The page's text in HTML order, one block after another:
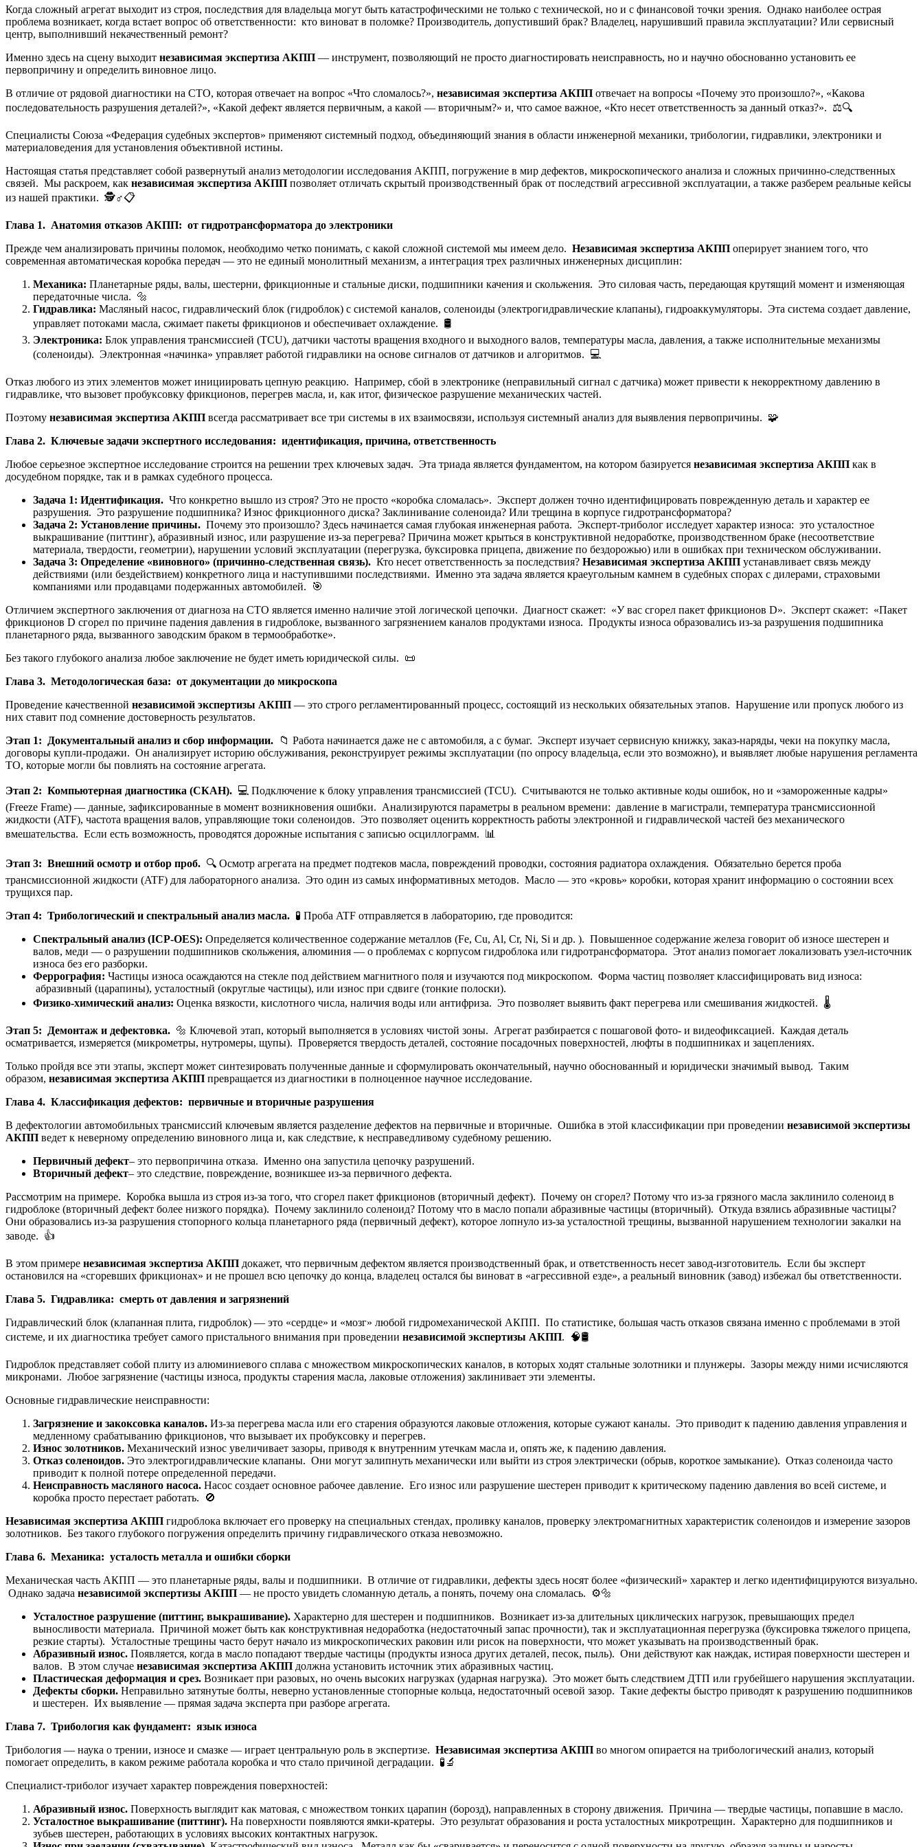
Когда сложный агрегат выходит из строя, последствия для владельца могут быть катастрофическими не только с технической, но и с финансовой точки зрения. Однако наиболее острая
проблема возникает, когда встает вопрос об ответственности: кто виноват в поломке? Производитель, допустивший брак? Владелец, нарушивший правила эксплуатации? Или сервисный
центр, выполнивший некачественный ремонт?
Именно здесь на сцену выходит независимая экспертиза АКПП — инструмент, позволяющий не просто диагностировать неисправность, но и научно обоснованно установить ее
первопричину и определить виновное лицо.
В отличие от рядовой диагностики на СТО, которая отвечает на вопрос «Что сломалось?», независимая экспертиза АКПП отвечает на вопросы «Почему это произошло?», «Какова
последовательность разрушения деталей?», «Какой дефект является первичным, а какой — вторичным?» и, что самое важное, «Кто несет ответственность за данный отказ?». ⚖️🔍
Специалисты Союза «Федерация судебных экспертов» применяют системный подход, объединяющий знания в области инженерной механики, трибологии, гидравлики, электроники и
материаловедения для установления объективной истины.
Настоящая статья представляет собой развернутый анализ методологии исследования АКПП, погружение в мир дефектов, микроскопического анализа и сложных причинно-следственных
связей. Мы раскроем, как независимая экспертиза АКПП позволяет отличать скрытый производственный брак от последствий агрессивной эксплуатации, а также разберем реальные кейсы
из нашей практики. 🕵️♂️📋
Глава 1. Анатомия отказов АКПП: от гидротрансформатора до электроники
Прежде чем анализировать причины поломок, необходимо четко понимать, с какой сложной системой мы имеем дело. Независимая экспертиза АКПП оперирует знанием того, что
современная автоматическая коробка передач — это не единый монолитный механизм, а интеграция трех различных инженерных дисциплин:
Механика: Планетарные ряды, валы, шестерни, фрикционные и стальные диски, подшипники качения и скольжения. Это силовая часть, передающая крутящий момент и изменяющая
передаточные числа. 🔩
Гидравлика: Масляный насос, гидравлический блок (гидроблок) с системой каналов, соленоиды (электрогидравлические клапаны), гидроаккумуляторы. Эта система создает давление,
управляет потоками масла, сжимает пакеты фрикционов и обеспечивает охлаждение. 🛢️
Электроника: Блок управления трансмиссией (TCU), датчики частоты вращения входного и выходного валов, температуры масла, давления, а также исполнительные механизмы
(соленоиды). Электронная «начинка» управляет работой гидравлики на основе сигналов от датчиков и алгоритмов. 💻
Отказ любого из этих элементов может инициировать цепную реакцию. Например, сбой в электронике (неправильный сигнал с датчика) может привести к некорректному давлению в
гидравлике, что вызовет пробуксовку фрикционов, перегрев масла, и, как итог, физическое разрушение механических частей.
Поэтому независимая экспертиза АКПП всегда рассматривает все три системы в их взаимосвязи, используя системный анализ для выявления первопричины. 🧩
Глава 2. Ключевые задачи экспертного исследования: идентификация, причина, ответственность
Любое серьезное экспертное исследование строится на решении трех ключевых задач. Эта триада является фундаментом, на котором базируется независимая экспертиза АКПП как в
досудебном порядке, так и в рамках судебного процесса.
Задача 1: Идентификация. Что конкретно вышло из строя? Это не просто «коробка сломалась». Эксперт должен точно идентифицировать поврежденную деталь и характер ее
разрушения. Это разрушение подшипника? Износ фрикционного диска? Заклинивание соленоида? Или трещина в корпусе гидротрансформатора?
Задача 2: Установление причины. Почему это произошло? Здесь начинается самая глубокая инженерная работа. Эксперт-триболог исследует характер износа: это усталостное
выкрашивание (питтинг), абразивный износ, или разрушение из-за перегрева? Причина может крыться в конструктивной недоработке, производственном браке (несоответствие
материала, твердости, геометрии), нарушении условий эксплуатации (перегрузка, буксировка прицепа, движение по бездорожью) или в ошибках при техническом обслуживании.
Задача 3: Определение «виновного» (причинно-следственная связь). Кто несет ответственность за последствия? Независимая экспертиза АКПП устанавливает связь между
действиями (или бездействием) конкретного лица и наступившими последствиями. Именно эта задача является краеугольным камнем в судебных спорах с дилерами, страховыми
компаниями или продавцами подержанных автомобилей. 🎯
Отличием экспертного заключения от диагноза на СТО является именно наличие этой логической цепочки. Диагност скажет: «У вас сгорел пакет фрикционов D». Эксперт скажет: «Пакет
фрикционов D сгорел по причине падения давления в гидроблоке, вызванного загрязнением каналов продуктами износа. Продукты износа образовались из-за разрушения подшипника
планетарного ряда, вызванного заводским браком в термообработке».
Без такого глубокого анализа любое заключение не будет иметь юридической силы. 📜
Глава 3. Методологическая база: от документации до микроскопа
Проведение качественной независимой экспертизы АКПП — это строго регламентированный процесс, состоящий из нескольких обязательных этапов. Нарушение или пропуск любого из
них ставит под сомнение достоверность результатов.
Этап 1: Документальный анализ и сбор информации.
📁 Работа начинается даже не с автомобиля, а с бумаг. Эксперт изучает сервисную книжку, заказ-наряды, чеки на покупку масла,
договоры купли-продажи. Он анализирует историю обслуживания, реконструирует режимы эксплуатации (по опросу владельца, если это возможно), и выявляет любые нарушения регламента
ТО, которые могли бы повлиять на состояние агрегата.
Этап 2: Компьютерная диагностика (СКАН). 💻 Подключение к блоку управления трансмиссией (TCU). Считываются не только активные коды ошибок, но и «замороженные кадры»
(Freeze Frame) — данные, зафиксированные в момент возникновения ошибки. Анализируются параметры в реальном времени: давление в магистрали, температура трансмиссионной
жидкости (ATF), частота вращения валов, управляющие токи соленоидов. Это позволяет оценить корректность работы электронной и гидравлической частей без механического
вмешательства. Если есть возможность, проводятся дорожные испытания с записью осциллограмм. 📊
Этап 3: Внешний осмотр и отбор проб. 🔍 Осмотр агрегата на предмет подтеков масла, повреждений проводки, состояния радиатора охлаждения. Обязательно берется проба
трансмиссионной жидкости (ATF) для лабораторного анализа. Это один из самых информативных методов. Масло — это «кровь» коробки, которая хранит информацию о состоянии всех
трущихся пар.
Этап 4: Трибологический и спектральный анализ масла. 🧪 Проба ATF отправляется в лабораторию, где проводится:
Спектральный анализ (ICP-OES): Определяется количественное содержание металлов (Fe, Cu, Al, Cr, Ni, Si и др. ). Повышенное содержание железа говорит об износе шестерен и
валов, меди — о разрушении подшипников скольжения, алюминия — о проблемах с корпусом гидроблока или гидротрансформатора. Этот анализ помогает локализовать узел-источник
износа без его разборки.
Феррография: Частицы износа осаждаются на стекле под действием магнитного поля и изучаются под микроскопом. Форма частиц позволяет классифицировать вид износа:
абразивный (царапины), усталостный (округлые частицы), или износ при сдвиге (тонкие полоски).
Физико-химический анализ: Оценка вязкости, кислотного числа, наличия воды или антифриза. Это позволяет выявить факт перегрева или смешивания жидкостей. 🌡️
Этап 5: Демонтаж и дефектовка. 🔩 Ключевой этап, который выполняется в условиях чистой зоны. Агрегат разбирается с пошаговой фото- и видеофиксацией. Каждая деталь
осматривается, измеряется (микрометры, нутромеры, щупы). Проверяется твердость деталей, состояние посадочных поверхностей, люфты в подшипниках и зацеплениях.
Только пройдя все эти этапы, эксперт может синтезировать полученные данные и сформулировать окончательный, научно обоснованный и юридически значимый вывод. Таким
образом, независимая экспертиза АКПП превращается из диагностики в полноценное научное исследование.
Глава 4. Классификация дефектов: первичные и вторичные разрушения
В дефектологии автомобильных трансмиссий ключевым является разделение дефектов на первичные и вторичные. Ошибка в этой классификации при проведении независимой экспертизы
АКПП ведет к неверному определению виновного лица и, как следствие, к несправедливому судебному решению.
Первичный дефект– это первопричина отказа. Именно она запустила цепочку разрушений.
Вторичный дефект– это следствие, повреждение, возникшее из-за первичного дефекта.
Рассмотрим на примере. Коробка вышла из строя из-за того, что сгорел пакет фрикционов (вторичный дефект). Почему он сгорел? Потому что из-за грязного масла заклинило соленоид в
гидроблоке (вторичный дефект более низкого порядка). Почему заклинило соленоид? Потому что в масло попали абразивные частицы (вторичный). Откуда взялись абразивные частицы?
Они образовались из-за разрушения стопорного кольца планетарного ряда (первичный дефект), которое лопнуло из-за усталостной трещины, вызванной нарушением технологии закалки на
заводе. 👍
В этом примере независимая экспертиза АКПП докажет, что первичным дефектом является производственный брак, и ответственность несет завод-изготовитель. Если бы эксперт
остановился на «сгоревших фрикционах» и не прошел всю цепочку до конца, владелец остался бы виноват в «агрессивной езде», а реальный виновник (завод) избежал бы ответственности.
Глава 5. Гидравлика: смерть от давления и загрязнений
Гидравлический блок (клапанная плита, гидроблок) — это «сердце» и «мозг» любой гидромеханической АКПП. По статистике, большая часть отказов связана именно с проблемами в этой
системе, и их диагностика требует самого пристального внимания при проведении независимой экспертизы АКПП. 🧠🛢️
Гидроблок представляет собой плиту из алюминиевого сплава с множеством микроскопических каналов, в которых ходят стальные золотники и плунжеры. Зазоры между ними исчисляются
микронами. Любое загрязнение (частицы износа, продукты старения масла, лаковые отложения) заклинивает эти элементы.
Основные гидравлические неисправности:
Загрязнение и закоксовка каналов. Из-за перегрева масла или его старения образуются лаковые отложения, которые сужают каналы. Это приводит к падению давления управления и
медленному срабатыванию фрикционов, что вызывает их пробуксовку и перегрев.
Износ золотников. Механический износ увеличивает зазоры, приводя к внутренним утечкам масла и, опять же, к падению давления.
Отказ соленоидов. Это электрогидравлические клапаны. Они могут залипнуть механически или выйти из строя электрически (обрыв, короткое замыкание). Отказ соленоида часто
приводит к полной потере определенной передачи.
Неисправность масляного насоса. Насос создает основное рабочее давление. Его износ или разрушение шестерен приводит к критическому падению давления во всей системе, и
коробка просто перестает работать. 🚫
Независимая экспертиза АКПП гидроблока включает его проверку на специальных стендах, проливку каналов, проверку электромагнитных характеристик соленоидов и измерение зазоров
золотников. Без такого глубокого погружения определить причину гидравлического отказа невозможно.
Глава 6. Механика: усталость металла и ошибки сборки
Механическая часть АКПП — это планетарные ряды, валы и подшипники. В отличие от гидравлики, дефекты здесь носят более «физический» характер и легко идентифицируются визуально.
Однако задача независимой экспертизы АКПП — не просто увидеть сломанную деталь, а понять, почему она сломалась. ⚙️🔩
Усталостное разрушение (питтинг, выкрашивание). Характерно для шестерен и подшипников. Возникает из-за длительных циклических нагрузок, превышающих предел
выносливости материала. Причиной может быть как конструктивная недоработка (недостаточный запас прочности), так и эксплуатационная перегрузка (буксировка тяжелого прицепа,
резкие старты). Усталостные трещины часто берут начало из микроскопических раковин или рисок на поверхности, что может указывать на производственный брак.
Абразивный износ. Появляется, когда в масло попадают твердые частицы (продукты износа других деталей, песок, пыль). Они действуют как наждак, истирая поверхности шестерен и
валов. В этом случае независимая экспертиза АКПП должна установить источник этих абразивных частиц.
Пластическая деформация и срез. Возникает при разовых, но очень высоких нагрузках (ударная нагрузка). Это может быть следствием ДТП или грубейшего нарушения эксплуатации.
Дефекты сборки. Неправильно затянутые болты, неверно установленные стопорные кольца, недостаточный осевой зазор. Такие дефекты быстро приводят к разрушению подшипников
и шестерен. Их выявление — прямая задача эксперта при разборе агрегата.
Глава 7. Трибология как фундамент: язык износа
Трибология — наука о трении, износе и смазке — играет центральную роль в экспертизе. Независимая экспертиза АКПП во многом опирается на трибологический анализ, который
помогает определить, в каком режиме работала коробка и что стало причиной деградации. 🧪🔬
Специалист-триболог изучает характер повреждения поверхностей:
Абразивный износ. Поверхность выглядит как матовая, с множеством тонких царапин (борозд), направленных в сторону движения. Причина — твердые частицы, попавшие в масло.
Усталостное выкрашивание (питтинг). На поверхности появляются ямки-кратеры. Это результат образования и роста усталостных микротрещин. Характерно для подшипников и
зубьев шестерен, работающих в условиях высоких контактных нагрузок.